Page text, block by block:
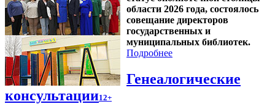
области 2026 года, состоялось
совещание директоров
государственных и
муниципальных библиотек.
Подробнее
Генеалогические
консультации12+